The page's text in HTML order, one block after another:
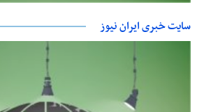
سایت خبری ایران نیوز